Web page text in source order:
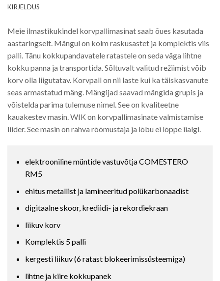
KIRJELDUS
Meie ilmastikukindel korvpallimasinat saab õues kasutada
aastaringselt. Mängul on kolm raskusastet ja komplektis viis
palli. Tänu kokkupandavatele ratastele on seda väga lihtne
kokku panna ja transportida. Sõltuvalt valitud režiimist võib
korv olla liigutatav. Korvpall on nii laste kui ka täiskasvanute
seas armastatud mäng. Mängijad saavad mängida grupis ja
võistelda parima tulemuse nimel. See on kvaliteetne
kauakestev masin. WIK on korvpallimasinate valmistamise
liider. See masin on rahva rõõmustaja ja lõbu ei lõppe iialgi.
elektrooniline müntide vastuvõtja COMESTERO
RM5
ehitus metallist ja lamineeritud polükarbonaadist
digitaalne skoor, krediidi- ja rekordiekraan
liikuv korv
Komplektis 5 palli
kergesti liikuv (6 ratast blokeerimissüsteemiga)
lihtne ja kiire kokkupanek